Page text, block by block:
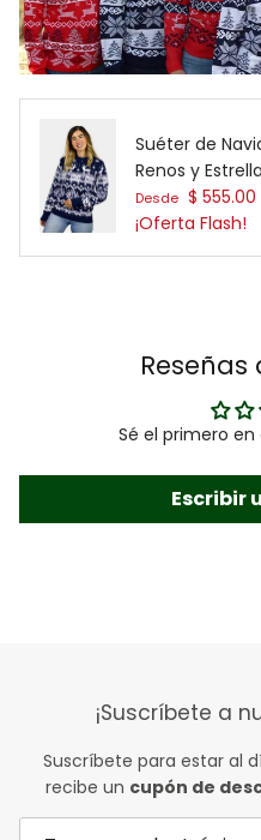
Suéter de
Renos y
Precio de
Desde $ 555.00
¡Oferta Flash!
Reseñas
Sé el primero
Escribir
¡Suscríbete a
Suscríbete para estar al
recibe un cupón de